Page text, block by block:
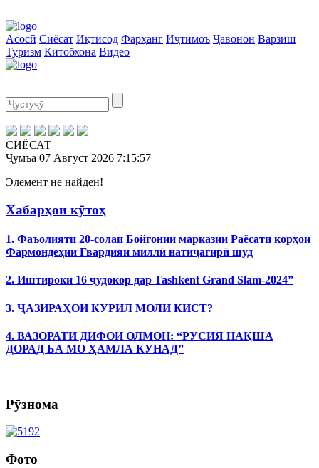
Асосӣ Сиёсат Иқтисод Фарҳанг Иҷтимоъ Ҷавонон Варзиш
Туризм Китобхона Видео
СИЁСАТ
Ҷумъа 07 Август 2026 7:15:57
Элемент не найден!
Хабарҳои кӯтоҳ
1. Фаъолияти 20-солаи Бойгонии марказии Раёсати корҳои
Фармондеҳии Гвардияи миллӣ натиҷагирӣ шуд
2. Иштироки 16 ҷудокор дар Tashkent Grand Slam-2024”
3. ҶАЗИРАҲОИ КУРИЛ МОЛИ КИСТ?
4. ВАЗОРАТИ ДИФОИ ОЛМОН: “РУСИЯ НАҚША
ДОРАД БА МО ҲАМЛА КУНАД”
Рӯзнома
Фото